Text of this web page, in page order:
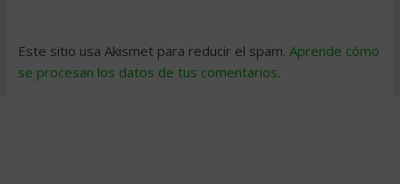
Este sitio usa Akismet para reducir el spam. Aprende cómo
se procesan los datos de tus comentarios.